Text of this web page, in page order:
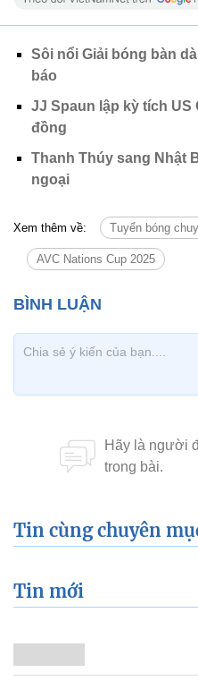
Sôi nổi Giải bóng bàn
báo
JJ Spaun lập kỳ tích US
đồng
Thanh Thúy sang Nhật
ngoại
Xem thêm về: Tuyển bóng
AVC Nations Cup 2025
Tin cùng chuyên
Tin mới